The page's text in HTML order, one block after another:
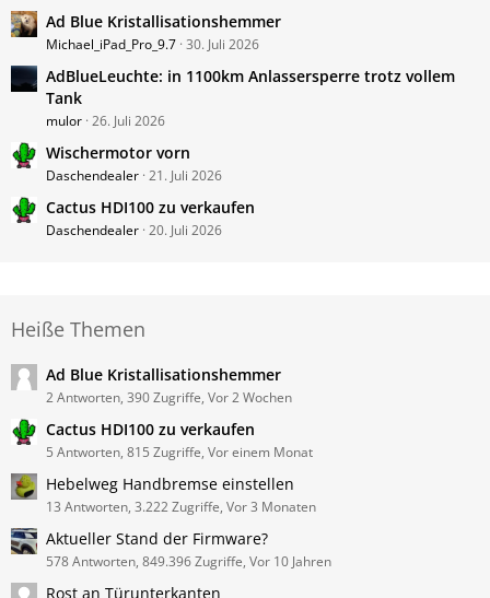
Ad Blue Kristallisationshemmer
Michael_iPad_Pro_9.7 30. Juli 2026
AdBlueLeuchte: in 1100km Anlassersperre trotz vollem
Tank
mulor 26. Juli 2026
Wischermotor vorn
Daschendealer 21. Juli 2026
Cactus HDI100 zu verkaufen
Daschendealer 20. Juli 2026
Heiße Themen
Ad Blue Kristallisationshemmer
2 Antworten, 390 Zugriffe, Vor 2 Wochen
Cactus HDI100 zu verkaufen
5 Antworten, 815 Zugriffe, Vor einem Monat
Hebelweg Handbremse einstellen
13 Antworten, 3.222 Zugriffe, Vor 3 Monaten
Aktueller Stand der Firmware?
578 Antworten, 849.396 Zugriffe, Vor 10 Jahren
Rost an Türunterkanten